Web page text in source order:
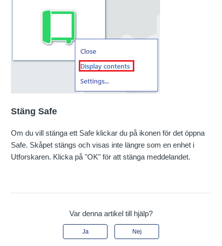
Stäng Safe
Om du vill stänga ett Safe klickar du på ikonen för det öppna
Safe. Skåpet stängs och visas inte längre som en enhet i
Utforskaren. Klicka på "OK" för att stänga meddelandet.
Var denna artikel till hjälp?
Ja Nej